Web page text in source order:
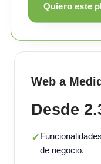
Quiero este
Web a
Desde
✓
de negocio.